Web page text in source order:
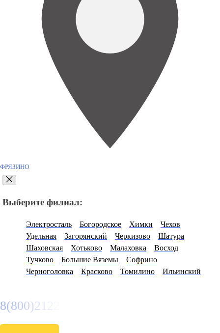
ФРЯЗИНО
Выберите филиал:
Электросталь Богородское Химки
Чехов
Удельная
Загорянский Черкизово
Шатура
Шаховская
Хотьково Малаховка
Восход
Тучково
Большие Вяземы
Софрино
Черноголовка
Красково Томилино Ильинский
8(800)2122558